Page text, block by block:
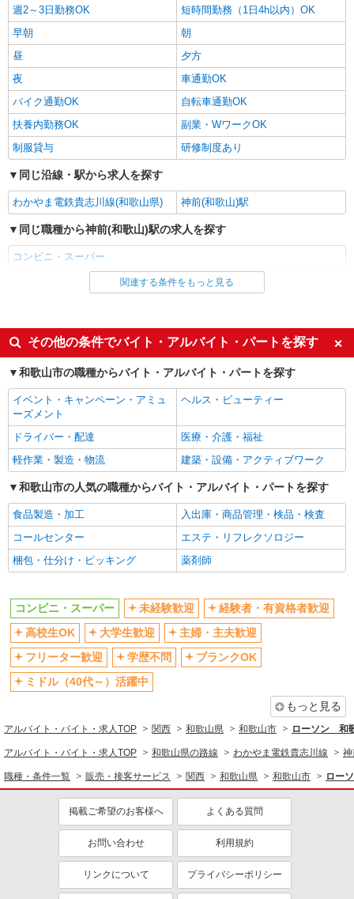
キープ 詳細を見る
週2～3日勤務OK
短時間勤務（1日4h以内）OK
早朝
朝
昼
夕方
夜
車通勤OK
バイク通勤OK
自転車通勤OK
扶養内勤務OK
副業・WワークOK
制服貸与
研修制度あり
同じ沿線・駅から求人を探す
わかやま電鉄貴志川線(和歌山県) 神前(和歌山)駅
同じ職種から神前(和歌山)駅の求人を探す
コンビニ・スーパー
同じ雇用形態から神前(和歌山)駅の求人を探す
同じ特徴から神前(和歌山)駅の求人を探す
未経験歓迎
経験者・有資格者歓迎
高校生OK
大学生歓迎
主婦・主夫歓迎
学歴不問
ブランクOK
ミドル（40代～）活躍中
エルダー（50代～）活躍中
シニア（60代～）活躍中
土日祝休み
週2～3日勤務OK
短時間勤務（1日4h以内）OK
早朝
朝
昼
夕方
夜
車通勤OK
扶養内勤務OK
副業・WワークOK
制服貸与
研修制度あり
同じ職種から求人を探す
販売・接客サービス
同じ特徴から求人を探す
未経験歓迎
高校生OK
大学生歓迎
ミドル（40代～）活躍中
短時間勤務（1日4h以内）OK
車通勤OK
扶養内勤務OK
関連する条件をもっと見る
その他の条件でバイト・アルバイト・パートを探す
和歌山市の職種からバイト・アルバイト・パートを探す
イベント・キャンペーン・アミュ
ーズメント
ヘルス・ビューティー
ドライバー・配達
医療・介護・福祉
軽作業・製造・物流
建築・設備・アクティブワーク
和歌山市の人気の職種からバイト・アルバイト・パートを探す
食品製造・加工
入出庫・商品管理・検品・検査
コールセンター
エステ・リフレクソロジー
梱包・仕分け・ピッキング
薬剤師
コンビニ・スーパー 未経験歓迎
経験者・有資格者歓迎
高校生OK
大学生歓迎
主婦・主夫歓迎
フリーター歓迎
学歴不問
ブランクOK
ミドル（40代～）活躍中
もっと見る
アルバイト・バイト・求人TOP 関西 和歌山県 和歌山市 ローソン 和
アルバイト・バイト・求人TOP 和歌山県の路線 わかやま電鉄貴志川線
職種・条件一覧 販売・接客サービス 関西 和歌山県 和歌山市 ロー
掲載ご希望のお客様へ よくある質問
お問い合わせ 利用規約
リンクについて プライバシーポリシー